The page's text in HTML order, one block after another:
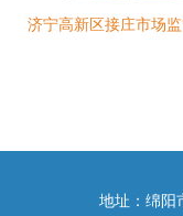
地址：绵阳